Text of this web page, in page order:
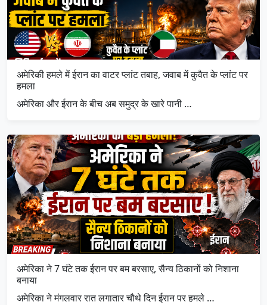
अमेरिकी हमले में ईरान का वाटर प्लांट तबाह, जवाब में कुवैत के प्लांट पर
हमला
अमेरिका और ईरान के बीच अब समुद्र के खारे पानी …
अमेरिका ने 7 घंटे तक ईरान पर बम बरसाए, सैन्य ठिकानों को निशाना
बनाया
अमेरिका ने मंगलवार रात लगातार चौथे दिन ईरान पर हमले …